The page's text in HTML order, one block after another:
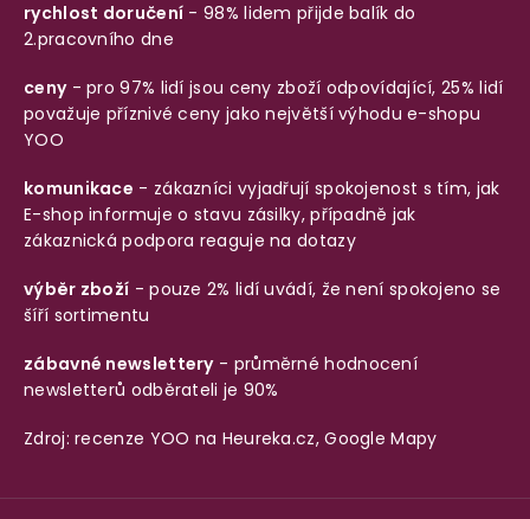
rychlost doručení - 98% lidem přijde balík do
2.pracovního dne
ceny- pro 97% lidí jsou ceny zboží odpovídající, 25% lidí
považuje příznivé ceny jako největší výhodu e-shopu
YOO
komunikace - zákazníci vyjadřují spokojenost s tím, jak
E-shop informuje o stavu zásilky, případně jak
zákaznická podpora reaguje na dotazy
výběr zboží - pouze 2% lidí uvádí, že není spokojeno se
šíří sortimentu
zábavné newslettery- průměrné hodnocení
newsletterů odběrateli je 90%
Zdroj: recenze YOO na Heureka.cz,Google Mapy